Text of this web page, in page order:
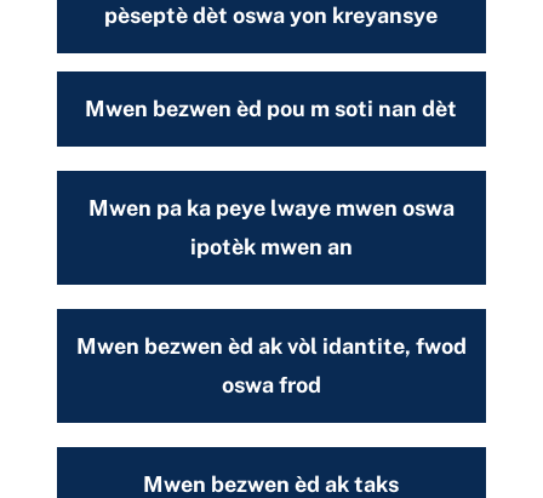
pèseptè dèt oswa yon kreyansye
Mwen bezwen èd pou m soti nan dèt
Mwen pa ka peye lwaye mwen oswa
ipotèk mwen an
Mwen bezwen èd ak vòl idantite, fwod
oswa frod
Mwen bezwen èd ak taks